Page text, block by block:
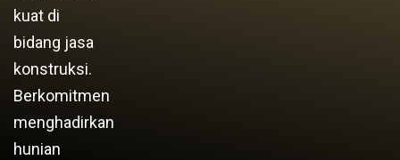
kuat di
bidang jasa
konstruksi.
Berkomitmen
menghadirkan
hunian